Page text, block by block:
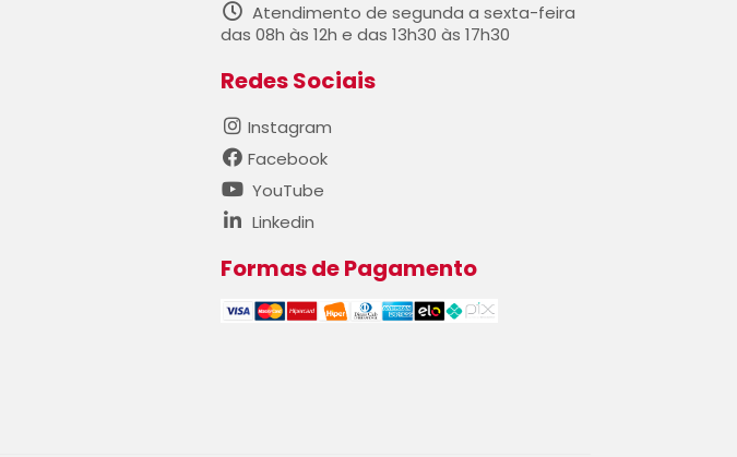
Atendimento de segunda a sexta-feira
das 08h às 12h e das 13h30 às 17h30
Redes Sociais
Instagram
Facebook
YouTube
Linkedin
Formas de Pagamento